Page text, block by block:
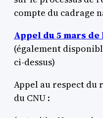
compte du cadrage
Appel du 5 mars de
(également
ci-dessus)
Appel au respect du
du CNU :